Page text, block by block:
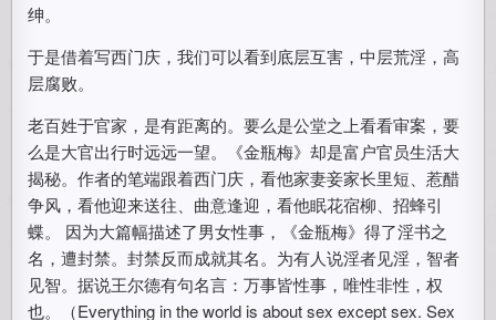
绅。
于是借着写西门庆，我们可以看到底层互害，中层荒淫，高
层腐败。
老百姓于官家，是有距离的。要么是公堂之上看看审案，要
么是大官出行时远远一望。《金瓶梅》却是富户官员生活大
揭秘。作者的笔端跟着西门庆，看他家妻妾家长里短、惹醋
争风，看他迎来送往、曲意逢迎，看他眠花宿柳、招蜂引
蝶。 因为大篇幅描述了男女性事，《金瓶梅》得了淫书之
名，遭封禁。封禁反而成就其名。为有人说淫者见淫，智者
见智。据说王尔德有句名言：万事皆性事，唯性非性，权
也。（Everything in the world is about sex except sex. Sex